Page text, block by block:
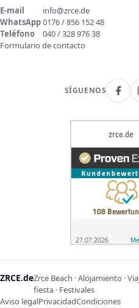
E-mail
info@zrce.de
WhatsApp0176 / 856 152 48
Teléfono
040 / 328 976 38
Formulario de contacto
SÍGUENOS
ZRCE.deZrce Beach · Alojamiento ·
fiesta · Festivales
Aviso legalPrivacidadCondiciones